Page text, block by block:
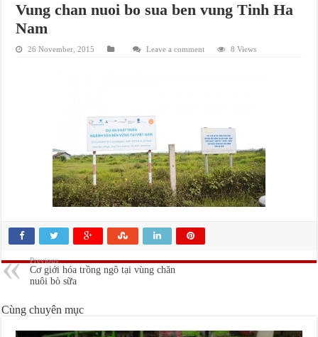
Vung chan nuoi bo sua ben vung Tinh Ha
Nam
26 November, 2015 Leave a comment 8 Views
Previous
Cơ giới hóa trồng ngô tại vùng chăn
nuôi bò sữa
Cùng chuyên mục